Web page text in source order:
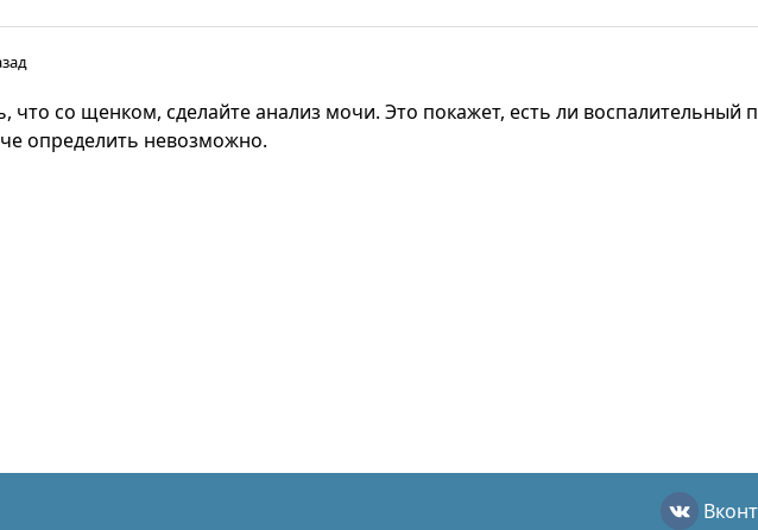
что со щенком, сделайте анализ мочи. Это покажет, есть ли воспалительный
определить невозможно.